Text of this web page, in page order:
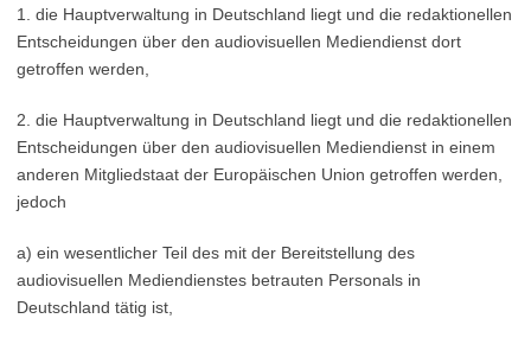
1. die Hauptverwaltung in Deutschland liegt und die redaktionellen
Entscheidungen über den audiovisuellen Mediendienst dort
getroffen werden,
2. die Hauptverwaltung in Deutschland liegt und die redaktionellen
Entscheidungen über den audiovisuellen Mediendienst in einem
anderen Mitgliedstaat der Europäischen Union getroffen werden,
jedoch
a) ein wesentlicher Teil des mit der Bereitstellung des
audiovisuellen Mediendienstes betrauten Personals in
Deutschland tätig ist,